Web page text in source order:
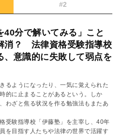
#2
40分で解いてみる」こと
消？ 法律資格受験指導校
、意識的に失敗して弱点を
るようになったり、一気に覚えられた
的に止まることがあるという。しか
わざと焦る状況を作る勉強法もまたあ
受験指導校「伊藤塾」を主宰し、40年
を目指す人たちや法律の世界で活躍す